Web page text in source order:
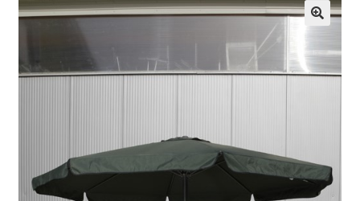
Impressionen
Kontakt & Feedback
Geschäftsbedingungen